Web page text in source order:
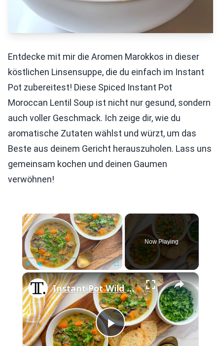
Entdecke mit mir die Aromen Marokkos in dieser
köstlichen Linsensuppe, die du einfach im Instant
Pot zubereitest! Diese Spiced Instant Pot
Moroccan Lentil Soup ist nicht nur gesund, sondern
auch voller Geschmack. Ich zeige dir, wie du
aromatische Zutaten wählst und würzt, um das
Beste aus deinem Gericht herauszuholen. Lass uns
gemeinsam kochen und deinen Gaumen
verwöhnen!
×
Play Unmute Fullscreen
Now Playing
×
Play
Instant Pot Wild Rice Soup Recipe